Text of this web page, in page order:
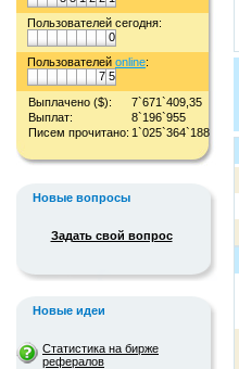
Пользователей сегодня:
0
Пользователей online:
7 5
Выплачено ($):
7`671`409,35
Выплат:
8`196`955
Писем прочитано: 1`025`364`188
Новые вопросы
Задать свой вопрос
Новые идеи
Статистика на бирже
рефералов